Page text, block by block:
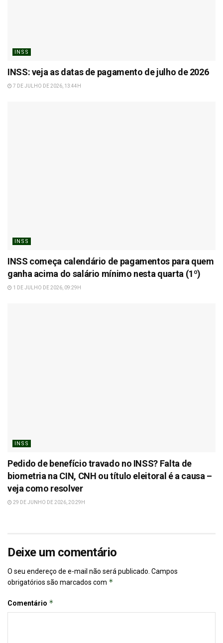
INSS
INSS: veja as datas de pagamento de julho de 2026
7 DE JULHO DE 2026, 13:44H
INSS
INSS começa calendário de pagamentos para quem
ganha acima do salário mínimo nesta quarta (1º)
1 DE JULHO DE 2026, 09:29H
INSS
Pedido de benefício travado no INSS? Falta de
biometria na CIN, CNH ou título eleitoral é a causa –
veja como resolver
29 DE JUNHO DE 2026, 20:29H
Deixe um comentário
O seu endereço de e-mail não será publicado. Campos
obrigatórios são marcados com *
Comentário *